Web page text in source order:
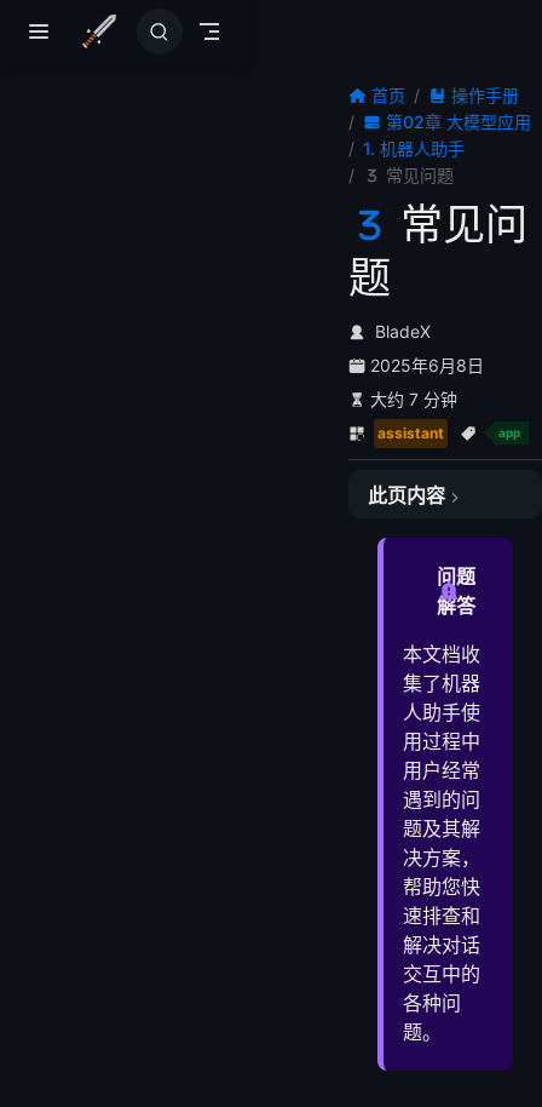
首页
操作手册
第02章 大模型应用
1. 机器人助手
常见问题
常见问
题
BladeX
2025年6月8日
大约 7 分钟
assistant app
此页内容
🔧 一、对话相关问题
🚀 二、会话管理问题
📈 三、模型切换问题
🛠️ 四、界面交互问题
问题
解答
本文档收
集了机器
人助手使
用过程中
用户经常
遇到的问
题及其解
决方案，
帮助您快
速排查和
解决对话
交互中的
各种问
题。